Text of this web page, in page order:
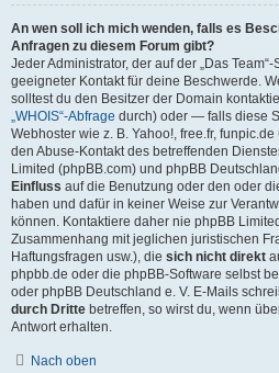
An wen soll ich mich wenden, falls es
Anfragen zu diesem Forum gibt?
Jeder Administrator, der auf der „Das
geeigneter Kontakt für deine Beschwerde.
solltest du den Besitzer der Domain
„WHOIS“-Abfrage durch) oder — falls diese
Webhoster wie z. B. Yahoo!, free.fr,
den Abuse-Kontakt des betreffenden
Limited (phpBB.com) und phpBB
Einfluss auf die Benutzung oder den oder
haben und dafür in keiner Weise zur
können. Kontaktiere daher nie phpBB
Zusammenhang mit jeglichen juristischen
Haftungsfragen usw.), die sich nicht direkt
phpbb.de oder die phpBB-Software selbst
oder phpBB Deutschland e. V. E-Mails
durch Dritte betreffen, so wirst du, wenn
Antwort erhalten.
Nach oben